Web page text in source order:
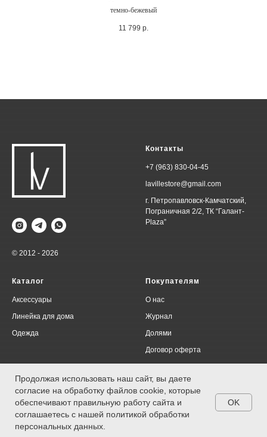
темно-бежевый
11 799 р.
Продолжая использовать наш сайт, вы даете
согласие на обработку файлов cookie, которые
обеспечивают правильную работу сайта и
соглашаетесь с нашей политикой обработки
персональных данных.
OK
© 2012 - 2026
Контакты
+7 (963) 830-04-45
lavillestore@gmail.com
г. Петропавловск-Камчатский,
Пограничная 2/2, ТК “Галант-
Plaza”
Каталог
Аксессуары
Линейка для дома
Одежда
Покупателям
О нас
Журнал
Долями
Договор оферта
Политика конфиденциальности
*Компания Meta Platforms Inc., владеющая социальными сетями Facebook и
Instagram, по решению суда от 21.03.2022 признана экстремистской